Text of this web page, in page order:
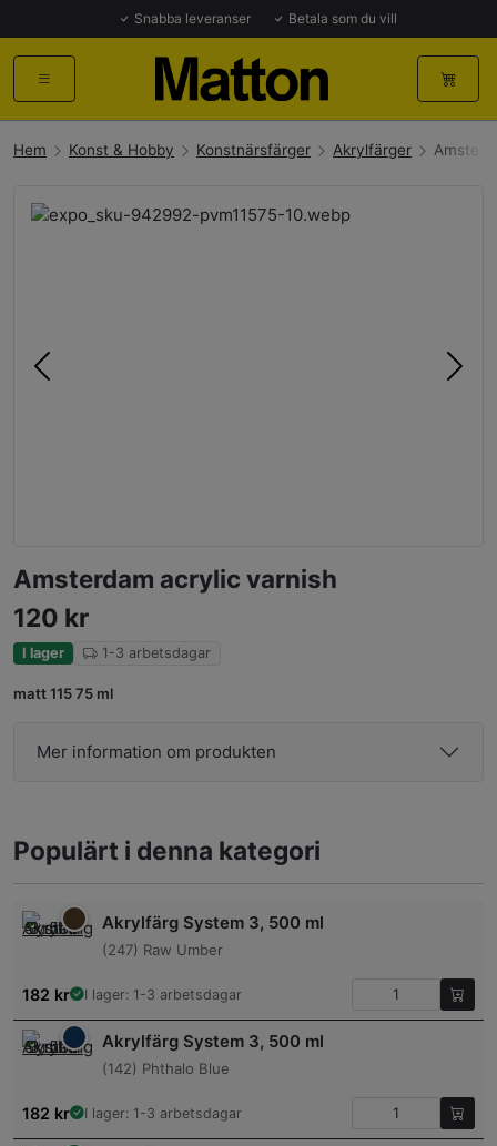
Snabba leveranser Betala som du vill
Hem Konst & Hobby Konstnärsfärger Akrylfärger
Föregående Nästa
Amsterdam acrylic varnish
120 kr
I lager 1-3 arbetsdagar
matt 115 75 ml
Mer information om produkten
Populärt i denna kategori
Akrylfärg System 3, 500 ml
(247) Raw Umber
182 kr I lager: 1-3 arbetsdagar
Akrylfärg System 3, 500 ml
(142) Phthalo Blue
182 kr I lager: 1-3 arbetsdagar